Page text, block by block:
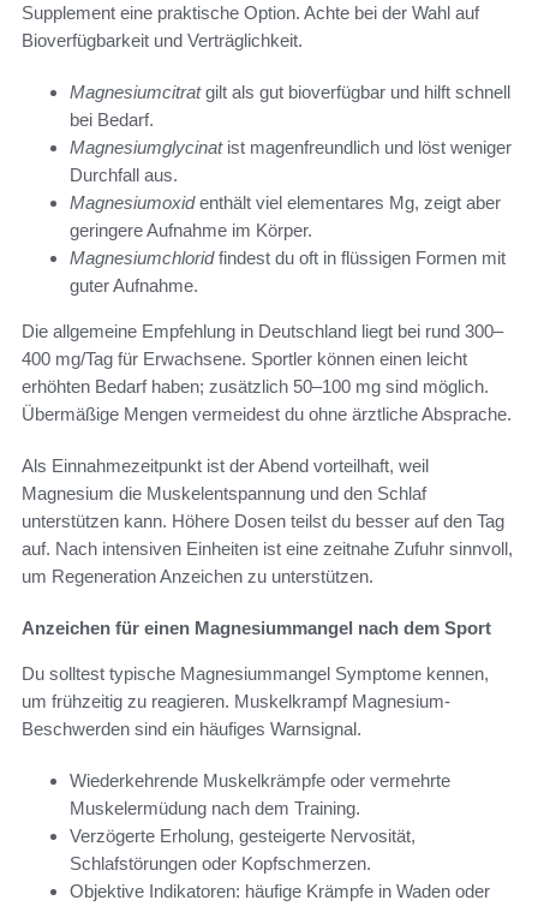
Supplement eine praktische Option. Achte bei der Wahl auf
Bioverfügbarkeit und Verträglichkeit.
Magnesiumcitratgilt als gut bioverfügbar und hilft schnell
bei Bedarf.
Magnesiumglycinatist magenfreundlich und löst weniger
Durchfall aus.
Magnesiumoxidenthält viel elementares Mg, zeigt aber
geringere Aufnahme im Körper.
Magnesiumchloridfindest du oft in flüssigen Formen mit
guter Aufnahme.
Die allgemeine Empfehlung in Deutschland liegt bei rund 300–
400 mg/Tag für Erwachsene. Sportler können einen leicht
erhöhten Bedarf haben; zusätzlich 50–100 mg sind möglich.
Übermäßige Mengen vermeidest du ohne ärztliche Absprache.
Als Einnahmezeitpunkt ist der Abend vorteilhaft, weil
Magnesium die Muskelentspannung und den Schlaf
unterstützen kann. Höhere Dosen teilst du besser auf den Tag
auf. Nach intensiven Einheiten ist eine zeitnahe Zufuhr sinnvoll,
um Regeneration Anzeichen zu unterstützen.
Anzeichen für einen Magnesiummangel nach dem Sport
Du solltest typische Magnesiummangel Symptome kennen,
um frühzeitig zu reagieren. Muskelkrampf Magnesium-
Beschwerden sind ein häufiges Warnsignal.
Wiederkehrende Muskelkrämpfe oder vermehrte
Muskelermüdung nach dem Training.
Verzögerte Erholung, gesteigerte Nervosität,
Schlafstörungen oder Kopfschmerzen.
Objektive Indikatoren: häufige Krämpfe in Waden oder